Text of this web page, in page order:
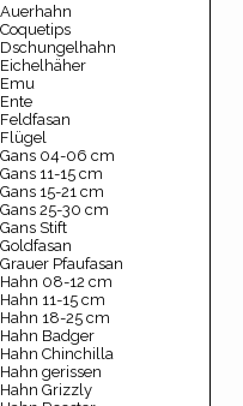
Auerhahn
Coquetips
Dschungelhahn
Eichelhäher
Emu
Ente
Feldfasan
Flügel
Gans 04-06 cm
Gans 11-15 cm
Gans 15-21 cm
Gans 25-30 cm
Gans Stift
Goldfasan
Grauer Pfaufasan
Hahn 08-12 cm
Hahn 11-15 cm
Hahn 18-25 cm
Hahn Badger
Hahn Chinchilla
Hahn gerissen
Hahn Grizzly